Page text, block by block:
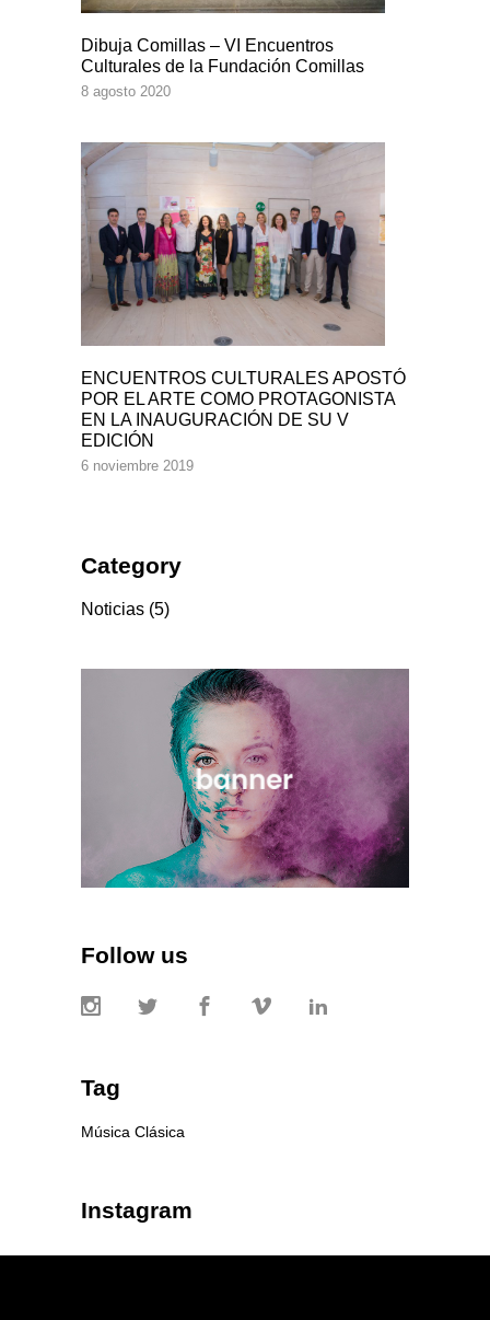
Dibuja Comillas – VI Encuentros
Culturales de la Fundación Comillas
8 agosto 2020
ENCUENTROS CULTURALES APOSTÓ
POR EL ARTE COMO PROTAGONISTA
EN LA INAUGURACIÓN DE SU V
EDICIÓN
6 noviembre 2019
Category
Noticias (5)
Follow us
Tag
Música Clásica
Instagram